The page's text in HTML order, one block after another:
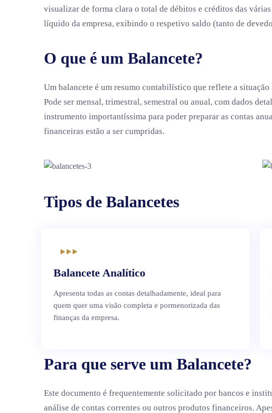
visualizar de forma clara o total de débitos e créditos das
líquido da empresa, exibindo o respetivo saldo (tanto de
O que é um Balancete?
Um balancete é um resumo contabilístico que reflete a
Pode ser mensal, trimestral, semestral ou anual, com dados
instrumento importantíssima para poder preparar as contas
financeiras estão a ser cumpridas.
Tipos de Balancetes
Balancete Analítico
Apresenta todas as contas detalhadamente, ideal para
quem quer uma visão completa e pormenorizada das
finanças da empresa.
Para que serve um Balancete?
Este documento é frequentemente solicitado por bancos e
análise de contas correntes ou outros produtos financeiros.